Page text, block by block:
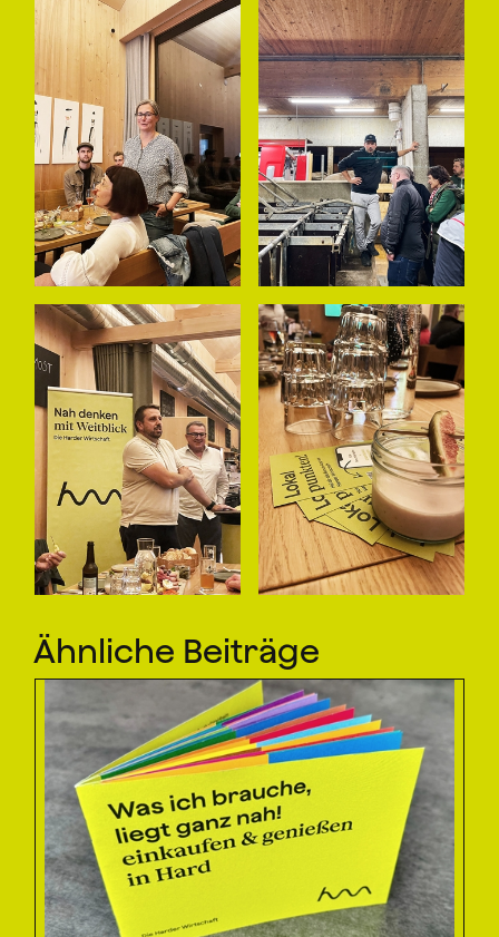
Ähnliche Beiträge